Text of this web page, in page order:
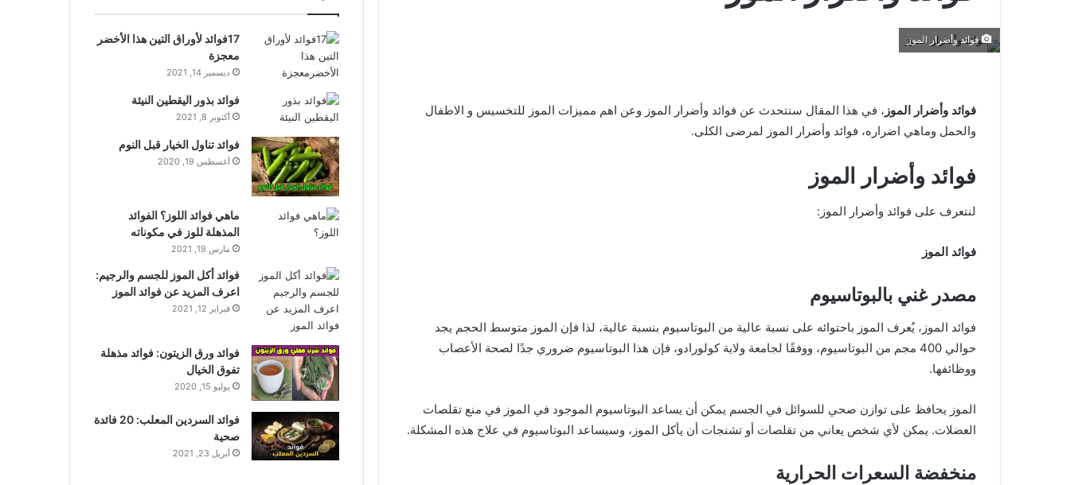
فوائد وأضرار الموز
فوائد وأضرار الموز ، في هذا المقال سنتحدث عن فوائد وأضرار الموز وعن اهم مميزات الموز للتخسيس و الاطفال
والحمل وماهي اضراره، فوائد وأضرار الموز لمرضى الكلى.
فوائد وأضرار الموز
لنتعرف على فوائد وأضرار الموز:
فوائد الموز
مصدر غني بالبوتاسيوم
فوائد الموز، يُعرف الموز باحتوائه على نسبة عالية من البوتاسيوم بنسبة عالية، لذا فإن الموز متوسط الحجم يجد
حوالي 400 مجم من البوتاسيوم، ووفقًا لجامعة ولاية كولورادو، فإن هذا البوتاسيوم ضروري جدًا لصحة الأعصاب
ووظائفها.
الموز يحافظ على توازن صحي للسوائل في الجسم يمكن أن يساعد البوتاسيوم الموجود في الموز في منع تقلصات
العضلات. يمكن لأي شخص يعاني من تقلصات أو تشنجات أن يأكل الموز، وسيساعد البوتاسيوم في علاج هذه المشكلة.
منخفضة السعرات الحرارية
17فوائد لأوراق التين هذا الأخضر
معجزة
ديسمبر 14, 2021
فوائد بذور اليقطين النيئة
أكتوبر 8, 2021
فوائد تناول الخيار قبل النوم
أغسطس 19, 2020
ماهي فوائد اللوز؟ الفوائد
المذهلة للوز في مكوناته
مارس 19, 2021
فوائد أكل الموز للجسم والرجيم:
اعرف المزيد عن فوائد الموز
فبراير 12, 2021
فوائد ورق الزيتون: فوائد مذهلة
تفوق الخيال
يوليو 15, 2020
فوائد السردين المعلب: 20 فائدة
صحية
أبريل 23, 2021